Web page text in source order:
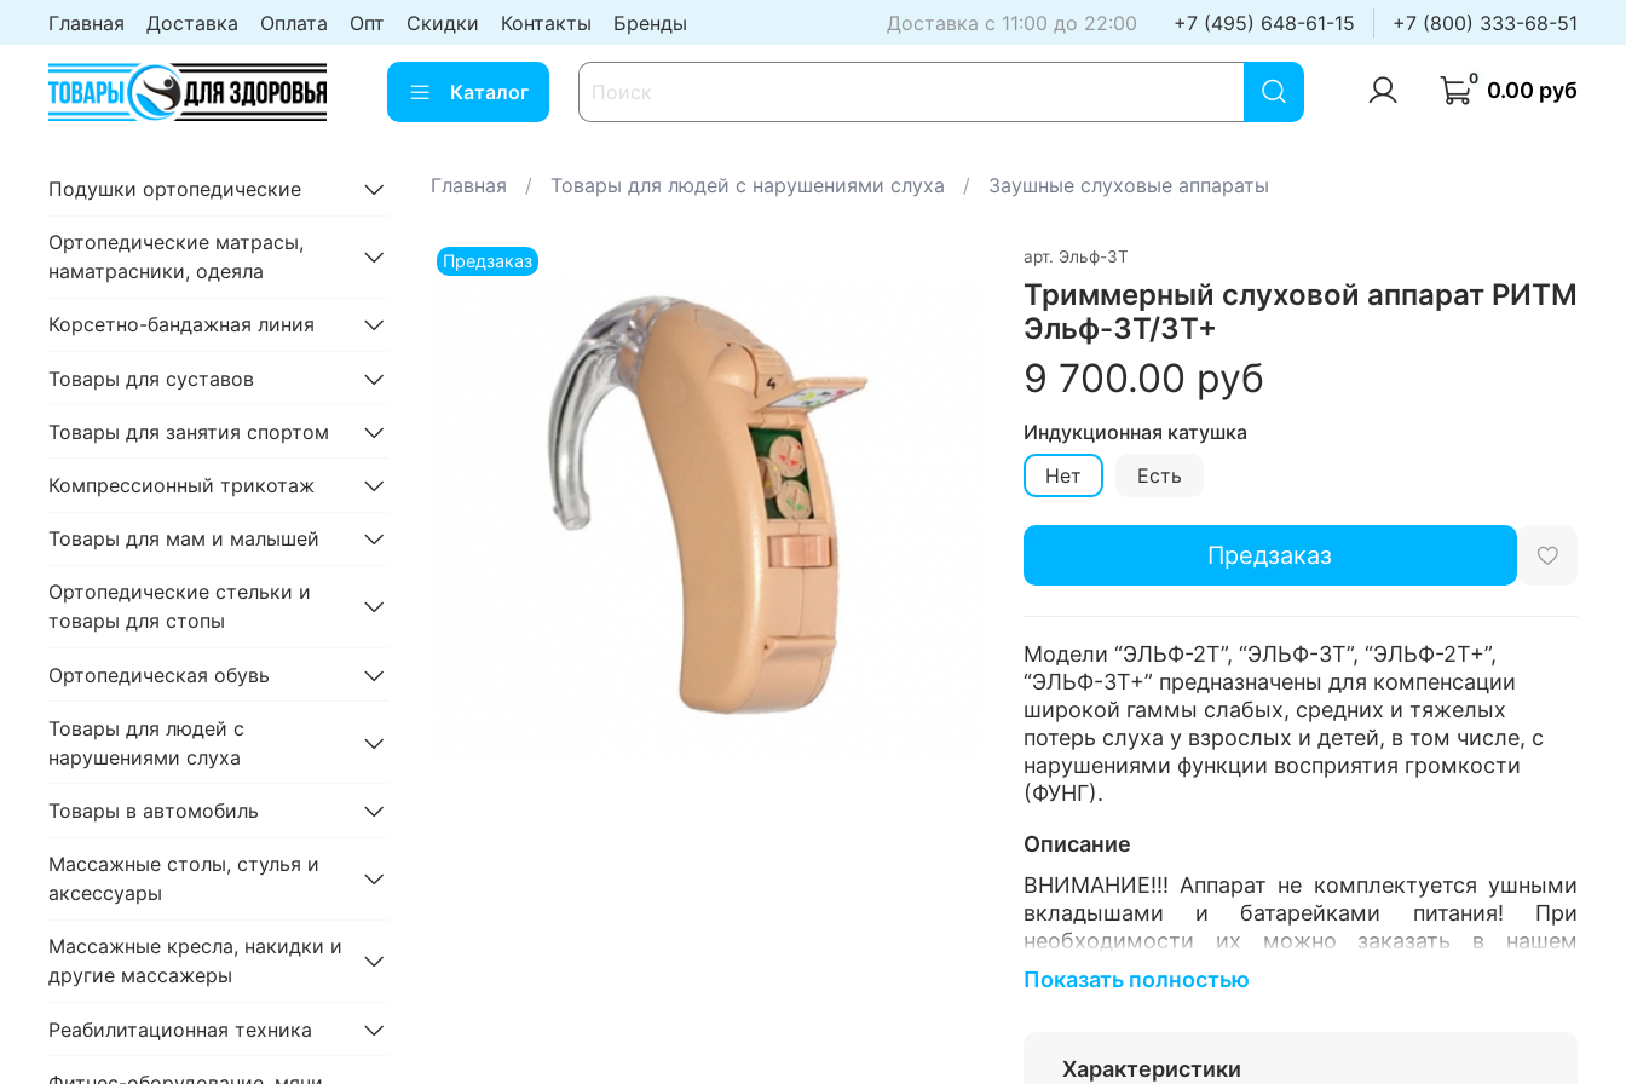
Главная Доставка Оплата Опт Скидки Контакты Бренды Доставка с 11:00 до 22:00 +7 (495) 648-61-15 +7 (800) 333-68-51
Каталог
0 0.00 руб
Главная Товары для людей с нарушениями слуха Заушные слуховые аппараты
Предзаказ арт. Эльф-3Т
Триммерный слуховой аппарат РИТМ
Эльф-3Т/3Т+
9 700.00 руб
Индукционная катушка
Нет
Есть
Предзаказ
Модели “ЭЛЬФ-2Т”, “ЭЛЬФ-3Т”, “ЭЛЬФ-2Т+”,
“ЭЛЬФ-3Т+” предназначены для компенсации
широкой гаммы слабых, средних и тяжелых
потерь слуха у взрослых и детей, в том числе, с
нарушениями функции восприятия громкости
(ФУНГ).
Описание
ВНИМАНИЕ!!! Аппарат не комплектуется ушными
вкладышами и батарейками питания! При
необходимости их можно заказать в нашем
магазине отдельно.
заушных слуховых аппаратов состоит из четырех
Показать полностью
Характеристики
Подушки ортопедические
Ортопедические матрасы,
наматрасники, одеяла
Корсетно-бандажная линия
Товары для суставов
Товары для занятия спортом
Компрессионный трикотаж
Товары для мам и малышей
Ортопедические стельки и
товары для стопы
Ортопедическая обувь
Товары для людей с
нарушениями слуха
Товары в автомобиль
Массажные столы, стулья и
аксессуары
Массажные кресла, накидки и
другие массажеры
Реабилитационная техника